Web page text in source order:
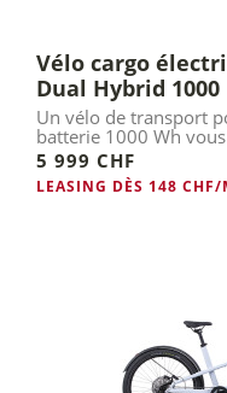
Vélo cargo
Dual Hybrid 1000
Un vélo de transport
batterie 1000 Wh
5 999 CHF
LEASING DÈS 148 CHF/